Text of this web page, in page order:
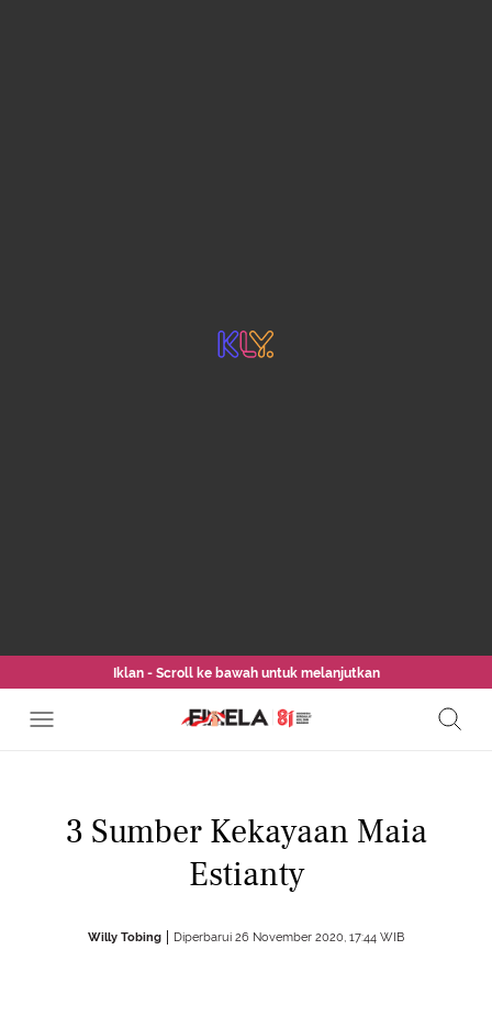
Iklan - Scroll ke bawah untuk melanjutkan
3 Sumber Kekayaan Maia
Estianty
Willy Tobing Diperbarui 26 November 2020, 17:44 WIB